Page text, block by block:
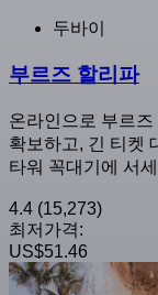
두바이
부르즈 할리파
온라인으로 부르
확보하고, 긴 티켓
타워 꼭대기에 서
4.4 (15,273)
최저가격:
US$51.46